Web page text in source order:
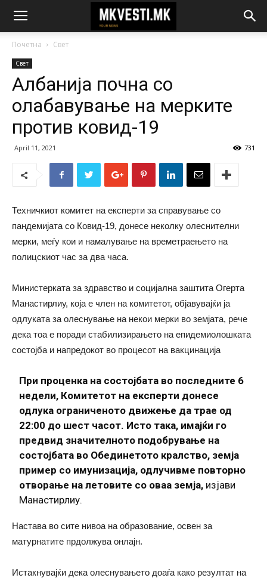
Почетна Свет
Свет
Албанија почна со
олабавување на мерките
против ковид-19
April 11, 2021 731
Техничкиот комитет на експерти за справување со
пандемијата со Ковид-19, донесе неколку олеснителни
мерки, меѓу кои и намалување на времетраењето на
полицскиот час за два часа.
Министерката за здравство и социјална заштита Огерта
Манастирлиу, која е член на комитетот, објавувајќи ја
одлуката за олеснување на некои мерки во земјата, рече
дека тоа е поради стабилизирањето на епидемиолошката
состојба и напредокот во процесот на вакцинација
При проценка на состојбата во последните 6
недели, Комитетот на експерти донесе
одлука ограниченото движење да трае од
22:00 до шест часот. Исто така, имајќи го
предвид значителното подобрување на
состојбата во Обединетото кралство, земја
пример со имунизација, одлучивме повторно
отворање на летовите со оваа земја, изјави
Манастирлиу.
Настава во сите нивоа на образование, освен за
матурнатите прдолжува онлајн.
Истакнувајќи дека олеснувањето доаѓа како резултат на